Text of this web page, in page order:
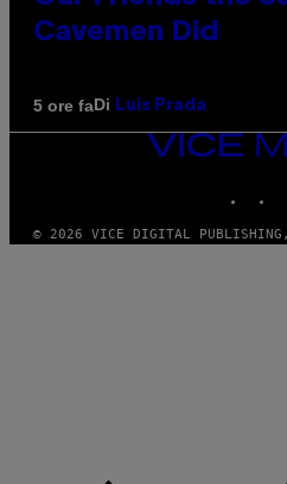
Cavemen Did
5 ore faDi Luis Prada
VICE
© 2026 VICE DIGITAL